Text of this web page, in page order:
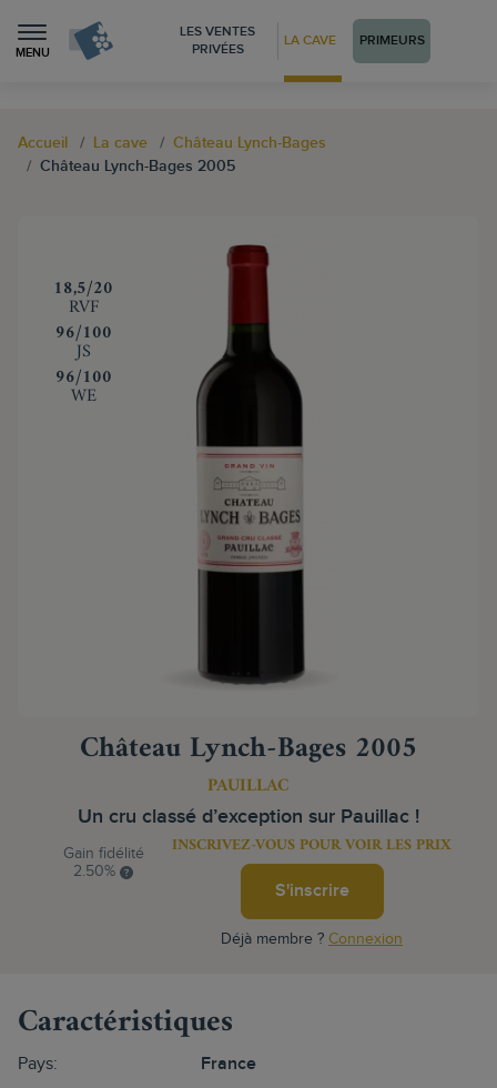
MENU
LES VENTES
PRIVÉES
LA CAVE PRIMEURS
Accueil La cave
Château Lynch-Bages
Château Lynch-Bages 2005
‍18,5/20
RVF
‍96/100
JS
‍96/100
WE
Château Lynch-Bages 2005
PAUILLAC
Un cru classé d’exception sur Pauillac !
Gain fidélité
2.50%
INSCRIVEZ-VOUS POUR VOIR LES PRIX
S'inscrire
Déjà membre ? Connexion
Caractéristiques
Pays: France